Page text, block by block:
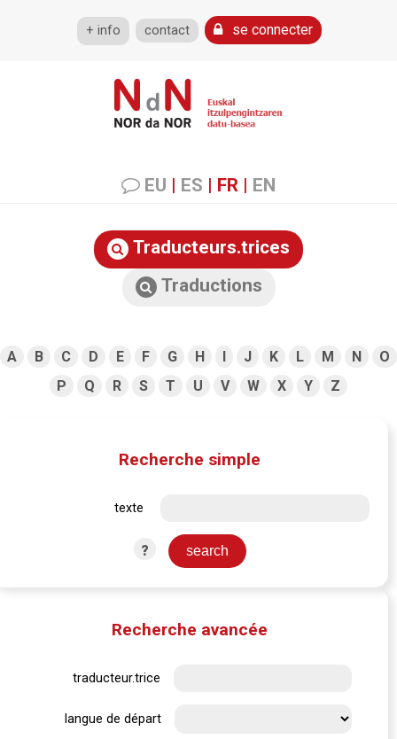
+ info contact se connecter
EU | ES | FR | EN
Traducteurs.trices
Traductions
A B C D E F G H I J K L M N
O
P
Q R S T U V W X Y Z
Recherche simple
texte
?
Recherche avancée
traducteur.trice
langue de départ